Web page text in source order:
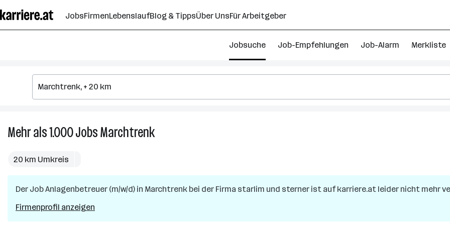
Seiteninhalt
springen
JobsFirmenLebenslaufBlog & TippsÜber UnsFür Arbeitgeber
Jobsuche Job-Empfehlungen Job-Alarm Merkliste
Mehr als 1.000JobsMarchtrenkMehr
in
Marchtrenk
20 km Umkreis
Der JobAnlagenbetreuer (m/w/d) in Marchtrenk bei der Firma starlim und sterner ist auf karriere.at leider nicht mehr
Firmenprofil anzeigen